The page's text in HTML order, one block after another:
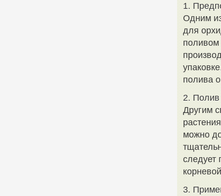
1.
Одним
для
поливом
полива
2. Полив
Другим
можно
следует
3.